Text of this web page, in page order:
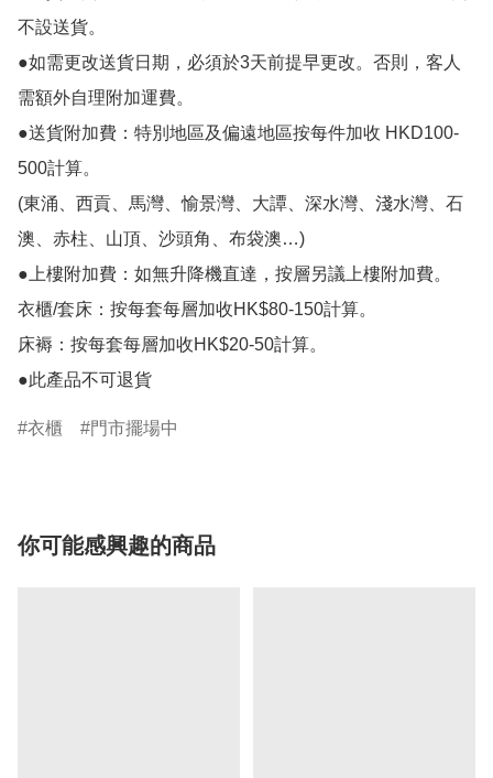
不設送貨。
●如需更改送貨日期，必須於3天前提早更改。否則，客人
需額外自理附加運費。
●送貨附加費：特別地區及偏遠地區按每件加收 HKD100-
500計算。
(東涌、西貢、馬灣、愉景灣、大譚、深水灣、淺水灣、石
澳、赤柱、山頂、沙頭角、布袋澳…)
●上樓附加費：如無升降機直達，按層另議上樓附加費。
衣櫃/套床：按每套每層加收HK$80-150計算。
床褥：按每套每層加收HK$20-50計算。
●此產品不可退貨
衣櫃 門市擺場中
你可能感興趣的商品